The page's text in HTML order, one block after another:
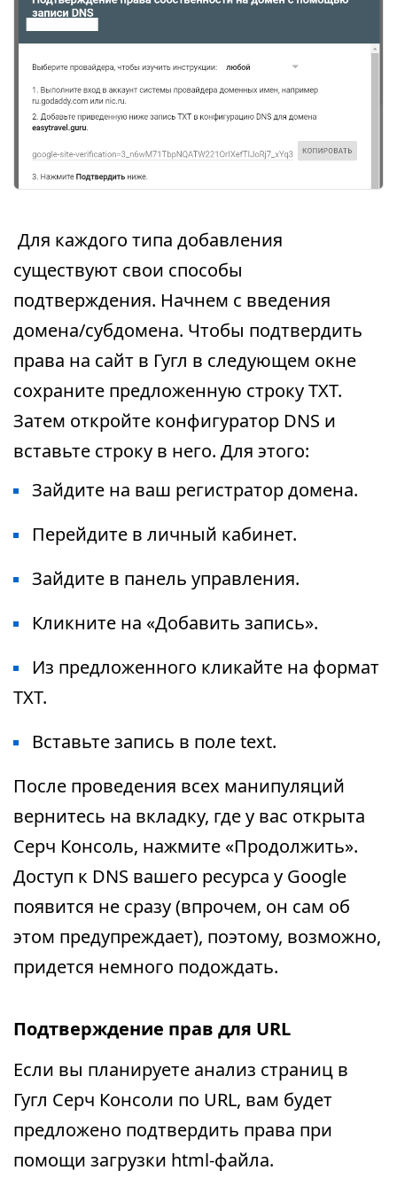
Для каждого типа добавления
существуют свои способы
подтверждения. Начнем с введения
домена/субдомена. Чтобы подтвердить
права на сайт в Гугл в следующем окне
сохраните предложенную строку TXT.
Затем откройте конфигуратор DNS и
вставьте строку в него. Для этого:
Зайдите на ваш регистратор домена.
Перейдите в личный кабинет.
Зайдите в панель управления.
Кликните на «Добавить запись».
Из предложенного кликайте на формат
TXT.
Вставьте запись в поле text.
После проведения всех манипуляций
вернитесь на вкладку, где у вас открыта
Серч Консоль, нажмите «Продолжить».
Доступ к DNS вашего ресурса у Google
появится не сразу (впрочем, он сам об
этом предупреждает), поэтому, возможно,
придется немного подождать.
Подтверждение прав для URL
Если вы планируете анализ страниц в
Гугл Серч Консоли по URL, вам будет
предложено подтвердить права при
помощи загрузки html-файла.